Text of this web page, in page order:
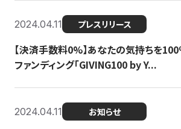
2024.04.11 プレスリリース
【決済手数料0%】あなたの気持ちを
ファンディング「GIVING100 by Y...
2024.04.11 お知らせ